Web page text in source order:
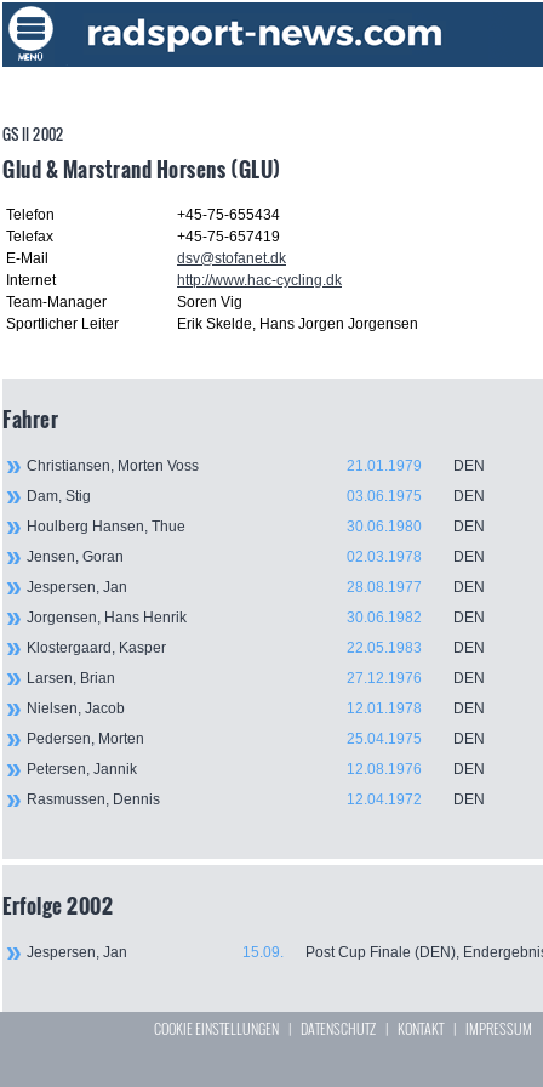
GS II 2002
Glud & Marstrand Horsens (GLU)
Telefon
+45-75-655434
Telefax
+45-75-657419
E-Mail
dsv@stofanet.dk
Internet
http://www.hac-cycling.dk
Team-Manager
Soren Vig
Sportlicher Leiter
Erik Skelde, Hans Jorgen Jorgensen
Fahrer
Christiansen, Morten Voss 21.01.1979
DEN
Dam, Stig
03.06.1975
DEN
Houlberg Hansen, Thue
30.06.1980
DEN
Jensen, Goran
02.03.1978
DEN
Jespersen, Jan
28.08.1977
DEN
Jorgensen, Hans Henrik
30.06.1982
DEN
Klostergaard, Kasper
22.05.1983
DEN
Larsen, Brian
27.12.1976
DEN
Nielsen, Jacob
12.01.1978
DEN
Pedersen, Morten
25.04.1975
DEN
Petersen, Jannik
12.08.1976
DEN
Rasmussen, Dennis
12.04.1972 DEN
Erfolge 2002
Jespersen, Jan Post Cup Finale (DEN),
15.09.
COOKIE EINSTELLUNGEN | DATENSCHUTZ | KONTAKT| IMPRESSUM